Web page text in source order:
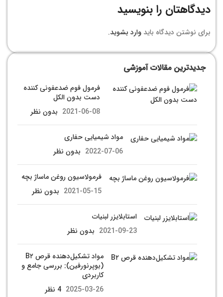
دیدگاهتان را بنویسید
برای نوشتن دیدگاه باید وارد بشوید.
جدیدترین مقالات آموزشی
فرمول فوم ضدعفونی کننده
دست بدون الکل
2021-06-08 بدون نظر
مواد شیمیایی حفاری
2022-07-06 بدون نظر
فرمولاسیون روغن ماساژ بچه
2021-05-15 بدون نظر
استابلایزر لبنیات
2021-09-23 بدون نظر
مواد تشکیل‌دهنده قرص B۲
(بوپرنورفین): بررسی جامع و
کاربردی
2025-03-26 4 نظر